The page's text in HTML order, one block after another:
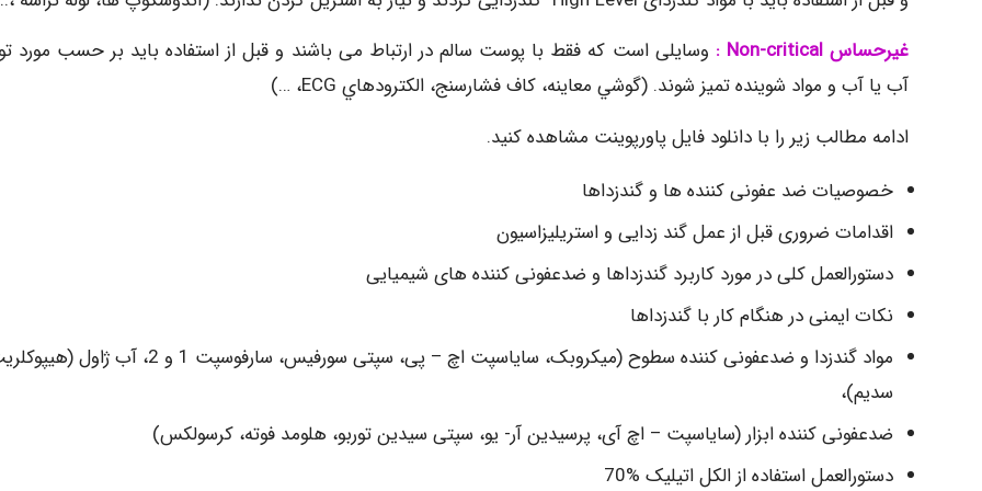
غیرحساس Non-critical
: وسایلی است که فقط با پوست سالم در ارتباط می باشند و قبل از استفاده باید بر حسب مورد
آب یا آب و مواد شوینده تمیز شوند. (گوشي معاينه، كاف فشارسنج، الكترودهاي ECG، …)
ادامه مطالب زیر را با دانلود فایل پاورپوینت مشاهده کنید.
خصوصيات ضد عفونی کننده ها و گندزداها
اقدامات ضروری قبل از عمل گند زدایی و استریلیزاسیون
دستورالعمل کلی در مورد کاربرد گندزداها و ضدعفونی کننده های شیمیایی
نکات ايمنی در هنگام کار با گندزداها
مواد گندزدا و ضدعفونی کننده سطوح (میکروبک، سایاسپت اچ – پی، سپتی سورفیس، سارفوسپت 1 و 2، آب ژاول
سديم)،
ضدعفونی کننده ابزار (سایاسپت – اچ آی، پرسیدین آر- یو، سپتی سیدین توربو، هلومد فوته، کرسولکس)
دستورالعمل استفاده از الكل اتيليک %70